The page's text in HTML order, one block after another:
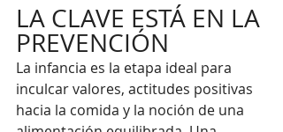
LA CLAVE ESTÁ EN LA
PREVENCIÓN
La infancia es la etapa ideal para
inculcar valores, actitudes positivas
hacia la comida y la noción de una